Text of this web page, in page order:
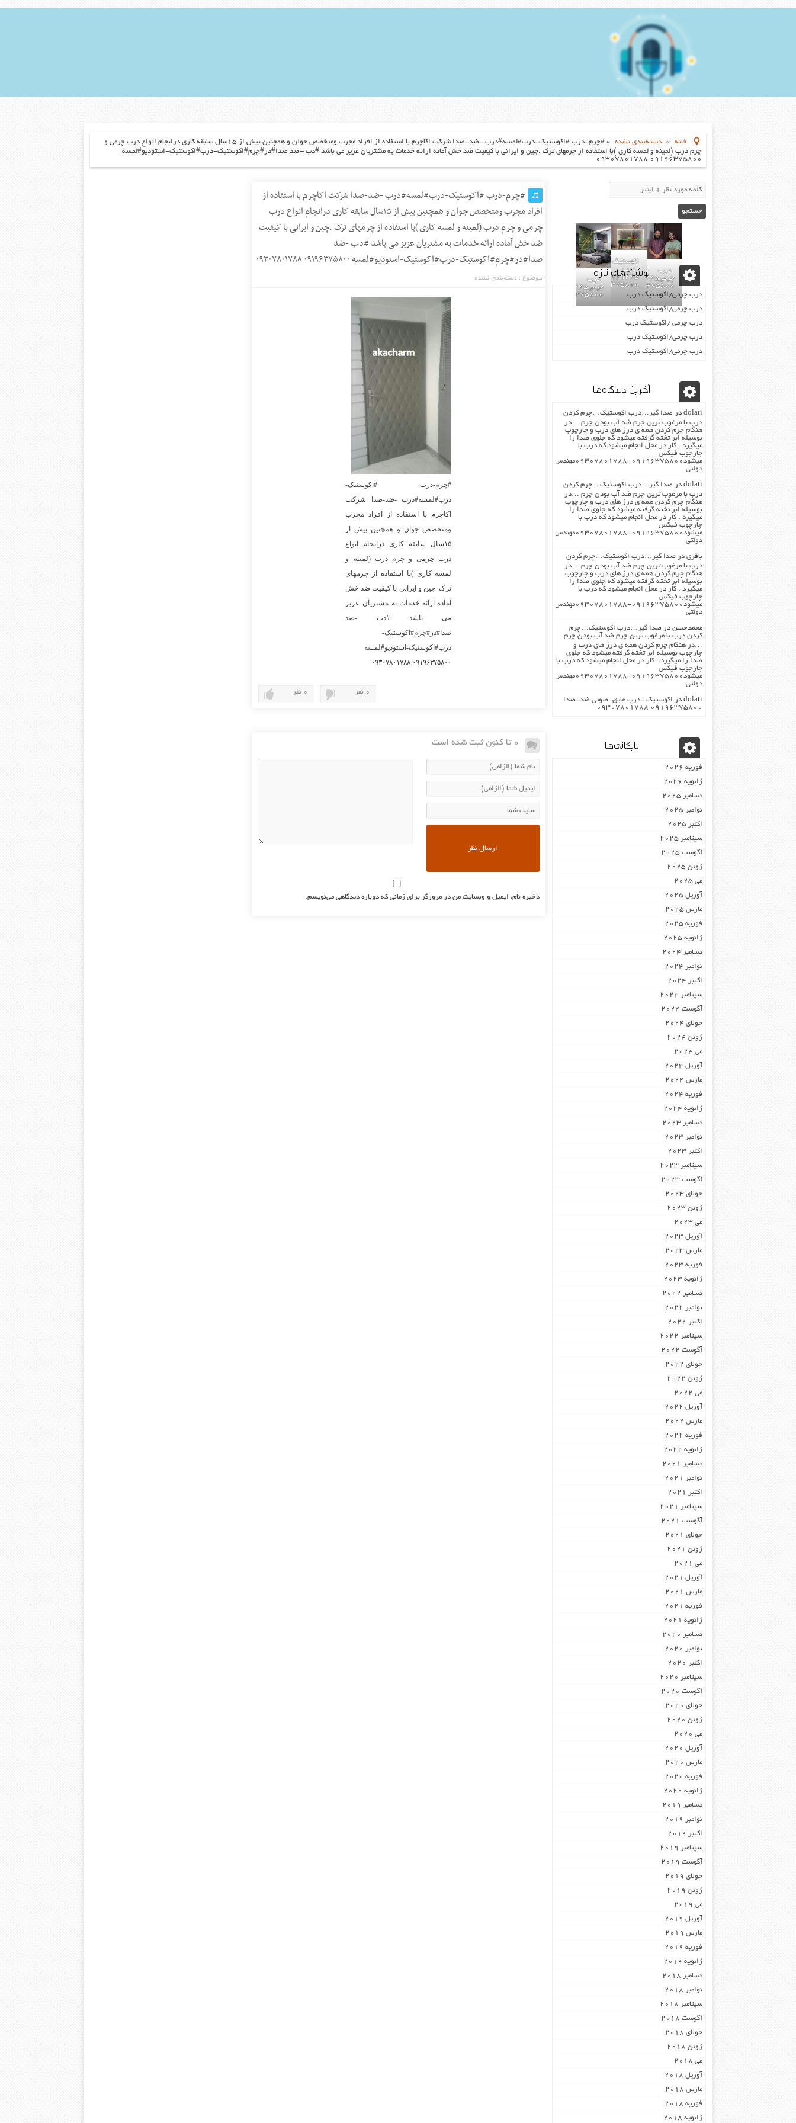
خانه » دسته‌بندی نشده »
#چرم-درب #اکوستیک-درب#لمسه#درب -ضد-صدا شرکت اکاچرم با استفاده از افراد مجرب ومتخصص جوان و همچنین بیش از ۱۵سال سابقه کاری درانجام انواع درب چرمی و
چرم درب (لمینه و لمسه کاری )با استفاده از چرمهای ترک .چین و ایرانی با کیفیت ضد خش آماده ارائه خدمات به مشتریان عزیز می باشد #دب -ضد صدا#در#چرم#اکوستیک-درب#اکوستیک-استودیو#لمسه
۰۹۱۹۶۳۷۵۸۰۰ ۰۹۳۰۷۸۰۱۷۸۸
#چرم-درب #اکوستیک-درب#لمسه#درب -ضد-صدا شرکت اکاچرم با استفاده از
افراد مجرب ومتخصص جوان و همچنین بیش از ۱۵سال سابقه کاری درانجام انواع درب
چرمی و چرم درب (لمینه و لمسه کاری )با استفاده از چرمهای ترک .چین و ایرانی با کیفیت
ضد خش آماده ارائه خدمات به مشتریان عزیز می باشد #دب -ضد
صدا#در#چرم#اکوستیک-درب#اکوستیک-استودیو#لمسه ۰۹۱۹۶۳۷۵۸۰۰ ۰۹۳۰۷۸۰۱۷۸۸
موضوع : دسته‌بندی نشده
#چرم-درب #اکوستیک-
درب#لمسه#درب -ضد-صدا شرکت
اکاچرم با استفاده از افراد مجرب
ومتخصص جوان و همچنین بیش از
۱۵سال سابقه کاری درانجام انواع
درب چرمی و چرم درب (لمینه و
لمسه کاری )با استفاده از چرمهای
ترک .چین و ایرانی با کیفیت ضد خش
آماده ارائه خدمات به مشتریان عزیز
می باشد #دب -ضد
صدا#در#چرم#اکوستیک-
درب#اکوستیک-استودیو#لمسه
۰۹۱۹۶۳۷۵۸۰۰ ۰۹۳۰۷۸۰۱۷۸۸
0 نفر 0 نفر
0 تا کنون ثبت شده است
ذخیره نام، ایمیل و وبسایت من در مرورگر برای زمانی که دوباره دیدگاهی می‌نویسم.
درب
چرمی02155969245-
09196375800
اکوستیک
درب
02155969245-
09196375800
درب
09196375800
نوشته‌های تازه
درب چرمی/اکوستیک درب
درب چرمی/اکوستیک درب
درب چرمی /اکوستیک درب
درب چرمی/اکوستیک درب
درب چرمی/اکوستیک درب
آخرین دیدگاه‌ها
dolati در صدا گیر…درب اکوستیک…چرم کردن
درب با مرغوب ترین چرم ضد آب بودن چرم …در
هنگام چرم کردن همه ی درز های درب و چارچوب
بوسیله ابر تخته گرفته میشود که جلوی صدا را
میگیرد . کار در محل انجام میشود که درب با
چارچوب فیکس
میشود۰۹۱۹۶۳۷۵۸۰۰-۰۹۳۰۷۸۰۱۷۸۸مهندس
دولتی
dolati در صدا گیر…درب اکوستیک…چرم کردن
درب با مرغوب ترین چرم ضد آب بودن چرم …در
هنگام چرم کردن همه ی درز های درب و چارچوب
بوسیله ابر تخته گرفته میشود که جلوی صدا را
میگیرد . کار در محل انجام میشود که درب با
چارچوب فیکس
میشود۰۹۱۹۶۳۷۵۸۰۰-۰۹۳۰۷۸۰۱۷۸۸مهندس
دولتی
باقری در صدا گیر…درب اکوستیک…چرم کردن
درب با مرغوب ترین چرم ضد آب بودن چرم …در
هنگام چرم کردن همه ی درز های درب و چارچوب
بوسیله ابر تخته گرفته میشود که جلوی صدا را
میگیرد . کار در محل انجام میشود که درب با
چارچوب فیکس
میشود۰۹۱۹۶۳۷۵۸۰۰-۰۹۳۰۷۸۰۱۷۸۸مهندس
دولتی
محمدحسن در صدا گیر…درب اکوستیک…چرم
کردن درب با مرغوب ترین چرم ضد آب بودن چرم
…در هنگام چرم کردن همه ی درز های درب و
چارچوب بوسیله ابر تخته گرفته میشود که جلوی
صدا را میگیرد . کار در محل انجام میشود که درب با
چارچوب فیکس
میشود۰۹۱۹۶۳۷۵۸۰۰-۰۹۳۰۷۸۰۱۷۸۸مهندس
دولتی
dolati در اکوستیک -درب عایق-صوتی ضد-صدا
۰۹۱۹۶۳۷۵۸۰۰ ۰۹۳۰۷۸۰۱۷۸۸
بایگانی‌ها
فوریه 2026
ژانویه 2026
دسامبر 2025
نوامبر 2025
اکتبر 2025
سپتامبر 2025
آگوست 2025
ژوئن 2025
می 2025
آوریل 2025
مارس 2025
فوریه 2025
ژانویه 2025
دسامبر 2024
نوامبر 2024
اکتبر 2024
سپتامبر 2024
آگوست 2024
جولای 2024
ژوئن 2024
می 2024
آوریل 2024
مارس 2024
فوریه 2024
ژانویه 2024
دسامبر 2023
نوامبر 2023
اکتبر 2023
سپتامبر 2023
آگوست 2023
جولای 2023
ژوئن 2023
می 2023
آوریل 2023
مارس 2023
فوریه 2023
ژانویه 2023
دسامبر 2022
نوامبر 2022
اکتبر 2022
سپتامبر 2022
آگوست 2022
جولای 2022
ژوئن 2022
می 2022
آوریل 2022
مارس 2022
فوریه 2022
ژانویه 2022
دسامبر 2021
نوامبر 2021
اکتبر 2021
سپتامبر 2021
آگوست 2021
جولای 2021
ژوئن 2021
می 2021
آوریل 2021
مارس 2021
فوریه 2021
ژانویه 2021
دسامبر 2020
نوامبر 2020
اکتبر 2020
سپتامبر 2020
آگوست 2020
جولای 2020
ژوئن 2020
می 2020
آوریل 2020
مارس 2020
فوریه 2020
ژانویه 2020
دسامبر 2019
نوامبر 2019
اکتبر 2019
سپتامبر 2019
آگوست 2019
جولای 2019
ژوئن 2019
می 2019
آوریل 2019
مارس 2019
فوریه 2019
ژانویه 2019
دسامبر 2018
نوامبر 2018
سپتامبر 2018
آگوست 2018
جولای 2018
ژوئن 2018
می 2018
آوریل 2018
مارس 2018
فوریه 2018
ژانویه 2018